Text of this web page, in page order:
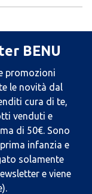
BENU
promozioni
le novità dal
cura di te,
venduti e
di 50€. Sono
infanzia e
solamente
e viene